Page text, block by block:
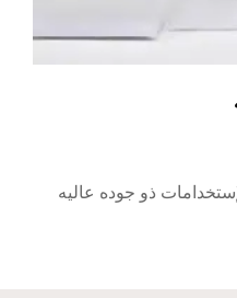
ذو جوده عاليه